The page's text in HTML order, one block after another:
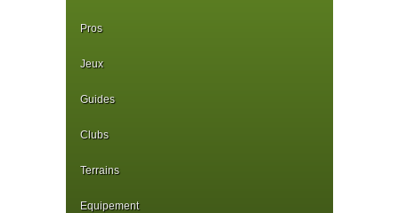
Pros
Jeux
Guides
Clubs
Terrains
Equipement